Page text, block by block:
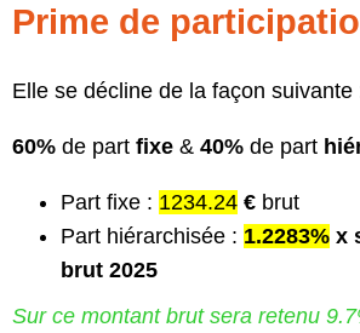
Prime de
Elle se décline de la façon suivante
60% de part fixe & 40% de part
Part fixe : 1234.24 € brut
Part hiérarchisée : 1.2283% x
brut 2025
Sur ce montant brut sera retenu